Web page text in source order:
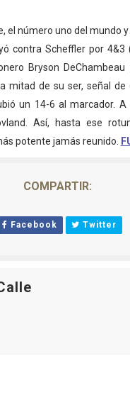
el número uno del mundo
contra Scheffler por
Bryson
mitad de su ser, señal
un 14-6 al marcador.
Así, hasta ese
potente jamás reunido.
COMPARTIR:
Facebook Twitter